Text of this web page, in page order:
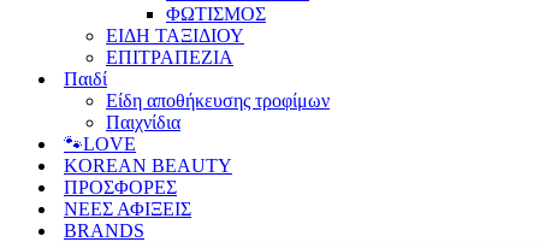
ΦΩΤΙΣΜΟΣ
ΕΙΔΗ ΤΑΞΙΔΙΟΥ
ΕΠΙΤΡΑΠΕΖΙΑ
Παιδί
Είδη αποθήκευσης τροφίμων
Παιχνίδια
🐾LOVE
KOREAN BEAUTY
ΠΡΟΣΦΟΡΕΣ
ΝΕΕΣ ΑΦΙΞΕΙΣ
BRANDS